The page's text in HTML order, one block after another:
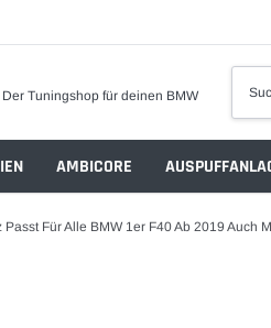
Der Tuningshop für deinen BMW
AMBICORE
Für Alle BMW 1er F40 Ab 2019 Auch M